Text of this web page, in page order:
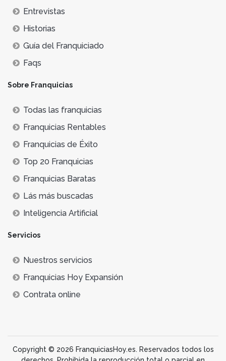
Entrevistas
Historias
Guía del Franquiciado
Faqs
Sobre Franquicias
Todas las franquicias
Franquicias Rentables
Franquicias de Éxito
Top 20 Franquicias
Franquicias Baratas
Lás más buscadas
Inteligencia Artificial
Servicios
Nuestros servicios
Franquicias Hoy Expansión
Contrata online
Copyright © 2026 FranquiciasHoy.es. Reservados todos los